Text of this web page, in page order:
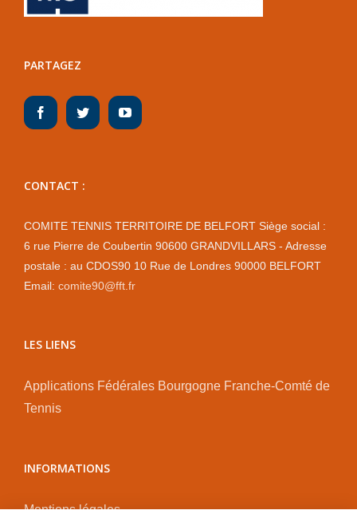
PARTAGEZ
CONTACT :
COMITE TENNIS TERRITOIRE DE BELFORT Siège social :
6 rue Pierre de Coubertin 90600 GRANDVILLARS - Adresse
postale : au CDOS90 10 Rue de Londres 90000 BELFORT
Email: comite90@fft.fr
LES LIENS
Applications Fédérales Bourgogne Franche-Comté de
Tennis
INFORMATIONS